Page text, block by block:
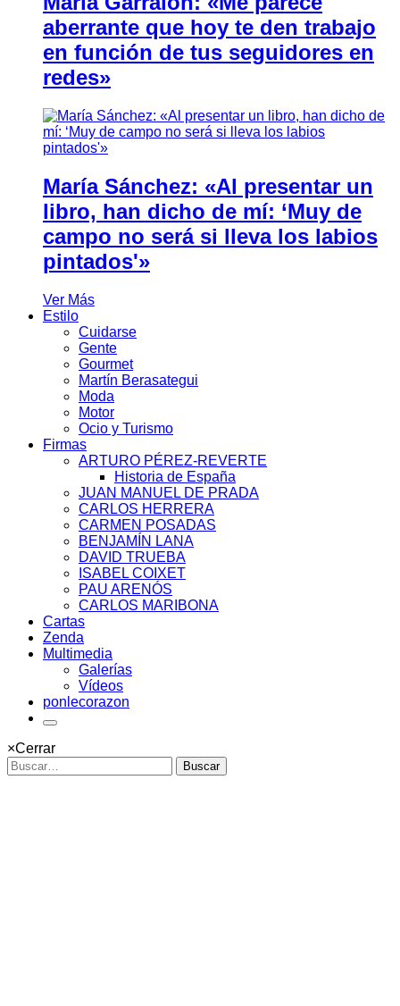
aberrante que hoy te den trabajo
en función de tus seguidores en
redes»
María Sánchez: «Al presentar un
libro, han dicho de mí: ‘Muy de
campo no será si lleva los labios
pintados'»
Ver Más
Estilo
Cuidarse
Gente
Gourmet
Martín Berasategui
Moda
Motor
Ocio y Turismo
Firmas
ARTURO PÉREZ-REVERTE
Historia de España
JUAN MANUEL DE PRADA
CARLOS HERRERA
CARMEN POSADAS
BENJAMÍN LANA
DAVID TRUEBA
ISABEL COIXET
PAU ARENÓS
CARLOS MARIBONA
Cartas
Zenda
Multimedia
Galerías
Vídeos
ponlecorazon
×Cerrar
Buscar